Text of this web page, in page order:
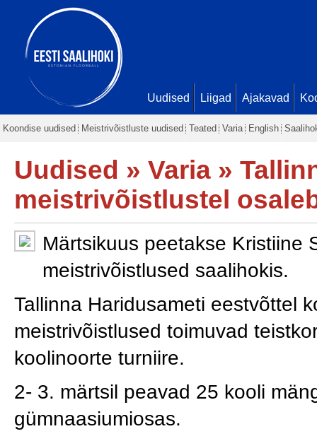
Uudised Liigad Ajakavad
Koondise uudised Meistrivõistluste uudised Teated Varia English
Uudised » Varia »
meistrivõistlustel
Märtsikuus peetakse Kristiine
meistrivõistlused saalihokis.
Tallinna Haridusameti eestvõttel
meistrivõistlused toimuvad
koolinoorte turniire.
2- 3. märtsil peavad 25 kooli
gümnaasiumiosas.